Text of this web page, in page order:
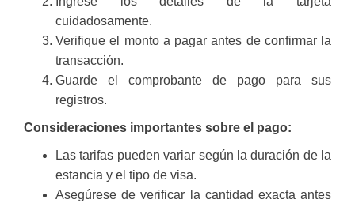
cuidadosamente.
Verifique el monto a pagar antes de confirmar la
transacción.
Guarde el comprobante de pago para sus
registros.
Consideraciones importantes sobre el pago:
Las tarifas pueden variar según la duración de la
estancia y el tipo de visa.
Asegúrese de verificar la cantidad exacta antes